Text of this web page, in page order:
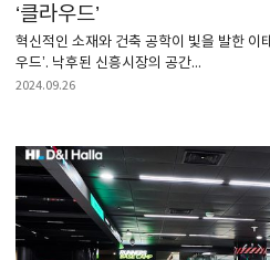
‘클라우드’
혁신적인 소재와 건축 공학이 빛을 발한 이
우드’. 낙후된 신흥시장의 공간...
2024.09.26